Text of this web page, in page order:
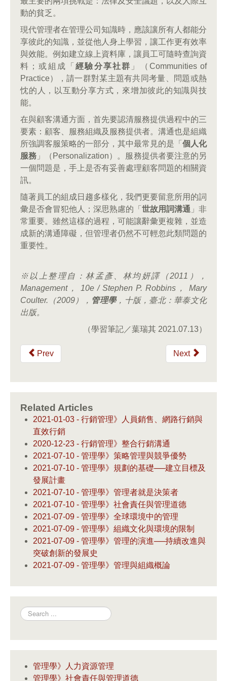
動的貧乏。
現代管理者在管理公司知識時，應該讓所有人都能分
享彼此的知識，並從他人身上學習，讓工作更有效率
與效能。例如建立線上資料庫，讓員工可隨時查詢資
料；或組成「經驗分享社群 」（Communities of
Practice），請一群對某主題有共同考量、問題或熱
忱的人，以互動分享方式，來增加彼此的知識與技
能。
在與顧客溝通方面，首先要認清服務提供過程中的三
要素：顧客、服務組織及服務提供者。溝通也是組織
所強調客服策略的一部分，其中最常見的是「 個人化
服務 」（Personalization）。服務提供者要注意的另
一個問題是，手上是否有妥善處理顧客問題的相關資
訊。
隨著員工的組成日趨多樣化，我們更要留意所用的詞
彙是否會冒犯他人；深思熟慮的「 世故用詞溝通 」非
常重要。雖然這樣的過程，可能讓辭彙更複雜，並造
成新的溝通障礙，但管理者仍然不可輕忽此類問題的
重要性。
※以上整理自：林孟彥、林均妍譯（2011 ），
Management， 10e / Stephen P. Robbins ，
Mary
Coulter. （2009）， 管理學，十版，臺北：華泰文化
出版。
（學習筆記／葉瑞其 2021.07.13）
Prev Next
Related Articles
2021-01-03 - 行銷管理》人員銷售、網路行銷與
直效行銷
2020-12-23 - 行銷管理》整合行銷溝通
2021-07-10 - 管理學》策略管理與競爭優勢
2021-07-10 - 管理學》規劃的基礎──建立目標及
發展計畫
2021-07-10 - 管理學》管理者就是決策者
2021-07-10 - 管理學》社會責任與管理道德
2021-07-09 - 管理學》全球環境中的管理
2021-07-09 - 管理學》組織文化與環境的限制
2021-07-09 - 管理學》管理的演進──持續改進與
突破創新的發展史
2021-07-09 - 管理學》管理與組織概論
Search
管理學》人力資源管理
管理學》社會責任與管理道德